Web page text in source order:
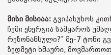
მისი მისიაა: გვიპასუხოს
ჩემი ენერგია სამყაროს
რეზონანსული?“ მე-7 ტონი
ზედმეტი ხმაური,